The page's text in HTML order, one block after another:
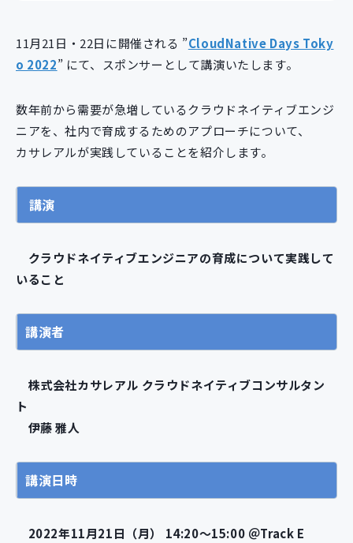
ニュース
採用情報
11月21日・22日に開催される ”CloudNative Days Toky
o 2022” にて、スポンサーとして講演いたします。
数年前から需要が急増しているクラウドネイティブエンジ
ニアを、社内で育成するためのアプローチについて、
カサレアルが実践していることを紹介します。
講演
クラウドネイティブエンジニアの育成について実践して
いること
講演者
株式会社カサレアル クラウドネイティブコンサルタン
ト
伊藤 雅人
講演日時
2022年11月21日（月） 14:20～15:00 ＠Track E